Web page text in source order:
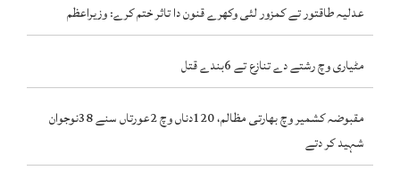
عدلیہ طاقتور تے کمزور لئی وکھرے قنون دا تاثر ختم کرے: وزیراعظم
مٹیاری وچ رشتے دے تنازع تے 6بندے قتل
مقبوضہ کشمیر وچ بھارتی مظالم، 120دناں وچ 2عورتاں سنے 38نوجوان
شہید کر دتے